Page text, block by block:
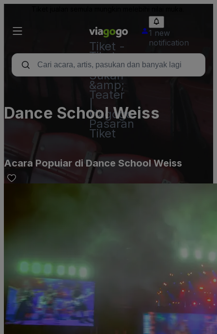
Tiket -
Tiket
Konsert,
Sukan
&amp;
Teater
viagogo
Pasaran
Tiket
1 new
notification
Dance School Weiss
Acara Popuiar di Dance School Weiss